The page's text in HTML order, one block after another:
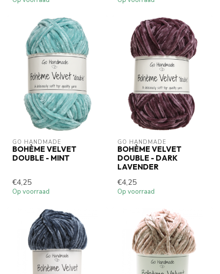
GO HANDMADE
BOHÈME VELVET
DOUBLE - MINT
€4,25
Op voorraad
GO HANDMADE
BOHÈME VELVET
DOUBLE - DARK
LAVENDER
€4,25
Op voorraad